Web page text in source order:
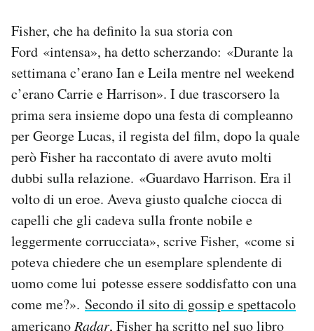
Fisher, che ha definito la sua storia con
Ford «intensa», ha detto scherzando: «Durante la
settimana c’erano Ian e Leila mentre nel weekend
c’erano Carrie e Harrison». I due trascorsero la
prima sera insieme dopo una festa di compleanno
per George Lucas, il regista del film, dopo la quale
però Fisher ha raccontato di avere avuto molti
dubbi sulla relazione. «Guardavo Harrison. Era il
volto di un eroe. Aveva giusto qualche ciocca di
capelli che gli cadeva sulla fronte nobile e
leggermente corrucciata», scrive Fisher, «come si
poteva chiedere che un esemplare splendente di
uomo come lui potesse essere soddisfatto con una
come me?». Secondo il sito di gossip e spettacolo
americanoRadar, Fisher ha scritto nel suo libro